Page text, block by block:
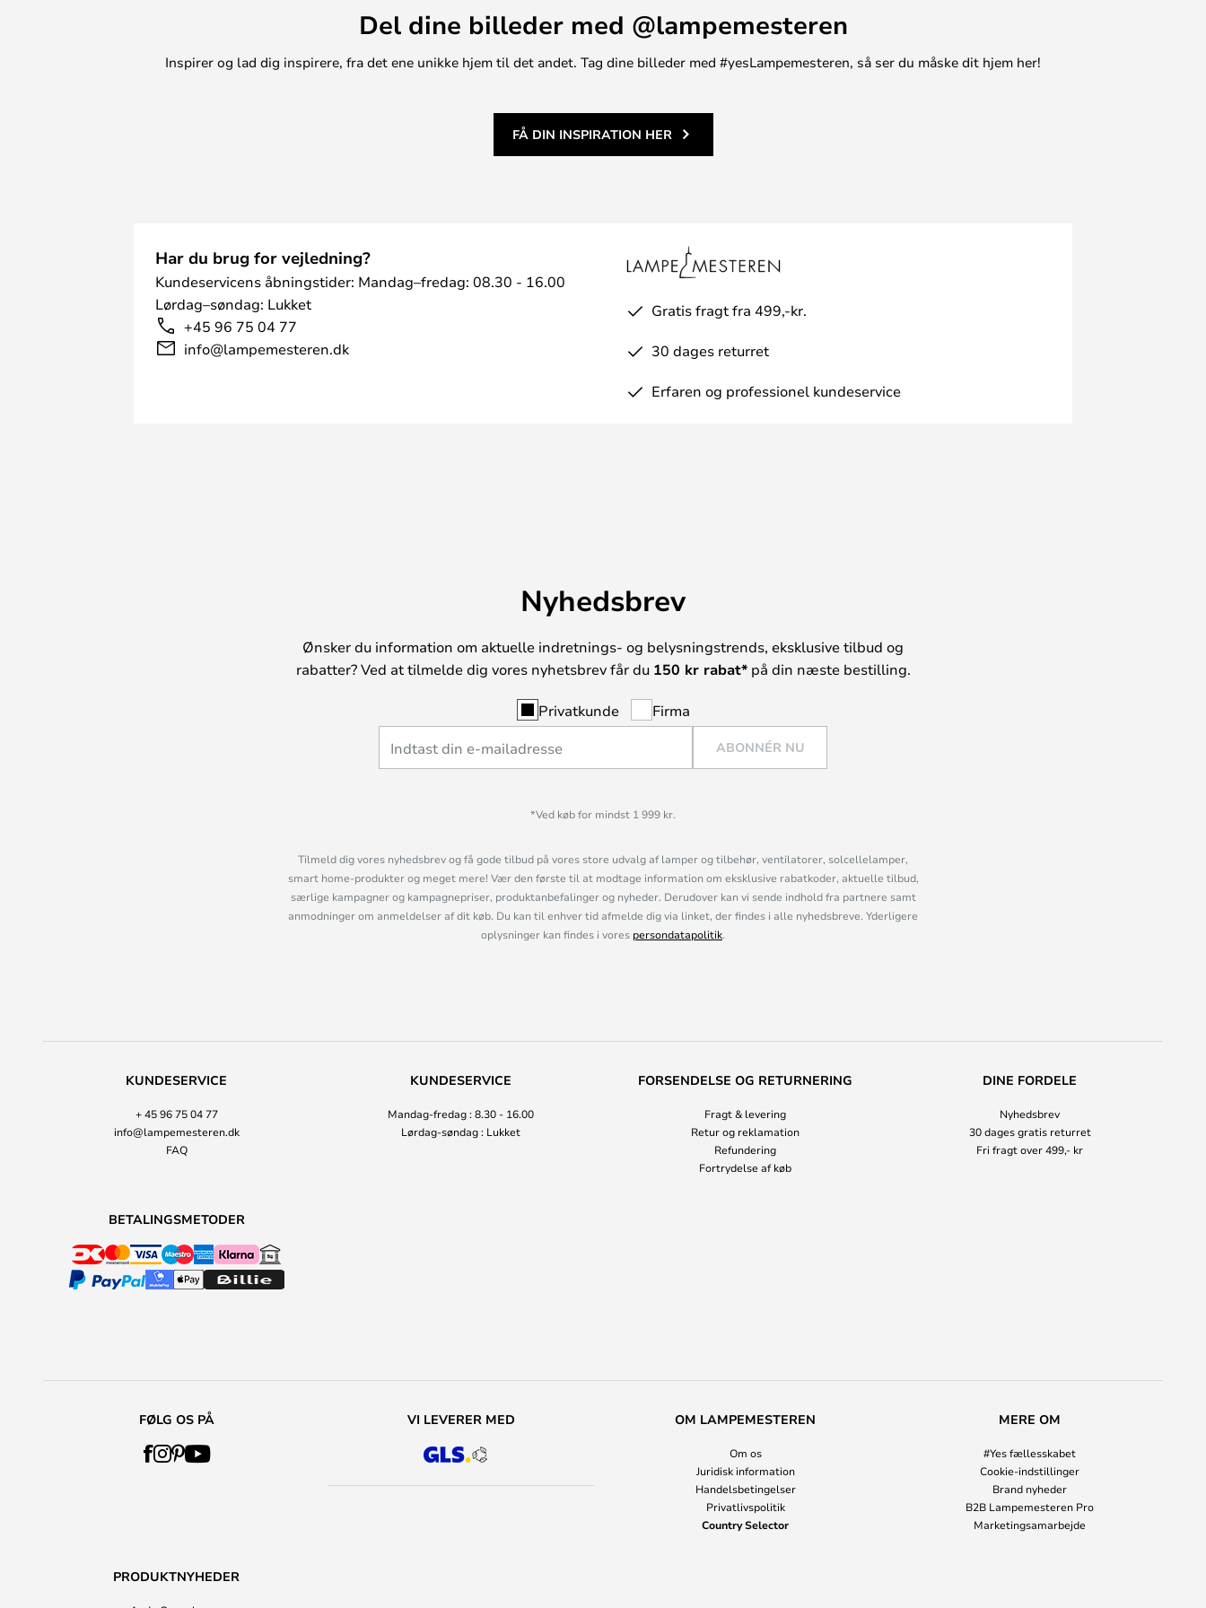
Del dine billeder med @lampemesteren
Inspirer og lad dig inspirere, fra det ene unikke hjem til det andet. Tag dine billeder med #yesLampemesteren, så ser du måske dit hjem her!
FÅ DIN INSPIRATION HER
Har du brug for vejledning?
Kundeservicens åbningstider: Mandag–fredag: 08.30 - 16.00
Lørdag–søndag: Lukket
+45 96 75 04 77
info@lampemesteren.dk
Gratis fragt fra 499,-kr.
30 dages returret
Erfaren og professionel kundeservice
Nyhedsbrev
Ønsker du information om aktuelle indretnings- og belysningstrends, eksklusive tilbud og
rabatter? Ved at tilmelde dig vores nyhetsbrev får du 150 kr rabat*på din næste bestilling.
Privatkunde Firma
ABONNÉR NU
*Ved køb for mindst 1 999 kr.
Tilmeld dig vores nyhedsbrev og få gode tilbud på vores store udvalg af lamper og tilbehør, ventilatorer, solcellelamper,
smart home-produkter og meget mere! Vær den første til at modtage information om eksklusive rabatkoder, aktuelle tilbud,
særlige kampagner og kampagnepriser, produktanbefalinger og nyheder. Derudover kan vi sende indhold fra partnere samt
anmodninger om anmeldelser af dit køb. Du kan til enhver tid afmelde dig via linket, der findes i alle nyhedsbreve. Yderligere
oplysninger kan findes i vores persondatapolitik.
KUNDESERVICE
+ 45 96 75 04 77
info@lampemesteren.dk
FAQ
KUNDESERVICE
Mandag-fredag : 8.30 - 16.00
Lørdag-søndag : Lukket
FORSENDELSE OG RETURNERING
Fragt & levering
Retur og reklamation
Refundering
Fortrydelse af køb
DINE FORDELE
Nyhedsbrev
30 dages gratis returret
Fri fragt over 499,- kr
BETALINGSMETODER
FØLG OS PÅ VI LEVERER MED OM LAMPEMESTEREN
Om os
Juridisk information
Handelsbetingelser
Privatlivspolitik
Country Selector
MERE OM
#Yes fællesskabet
Cookie-indstillinger
Brand nyheder
B2B Lampemesteren Pro
Marketingsamarbejde
PRODUKTNYHEDER